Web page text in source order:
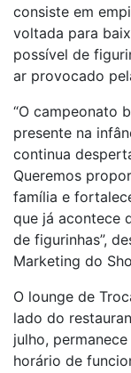
consiste em
voltada para
possível de
ar provocado
“O campeonato
presente na
continua
Queremos
família e
que já acontece
de figurinhas”,
Marketing do
O lounge de
lado do
julho,
horário de